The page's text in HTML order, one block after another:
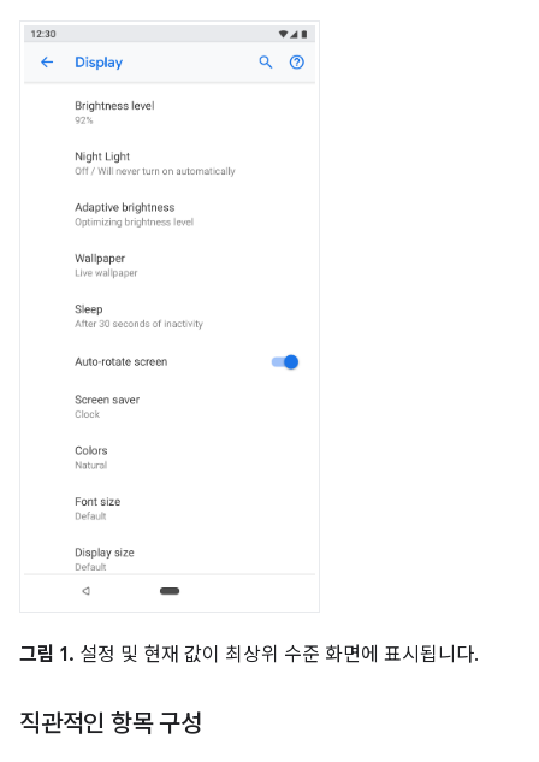
그림 1. 설정 및 현재 값이 최상위 수준 화면에 표시됩니다.
직관적인 항목 구성